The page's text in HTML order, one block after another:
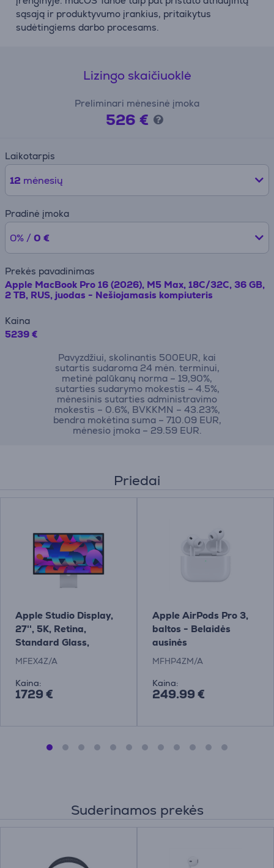
sąsają ir produktyvumo įrankius, pritaikytus
sudėtingiems darbo procesams.
Lizingo skaičiuoklė
Preliminari mėnesinė įmoka
526 €
Laikotarpis
12 mėnesių
Pradinė įmoka
0% / 0 €
Prekės pavadinimas
Apple MacBook Pro 16 (2026), M5 Max, 18C/32C, 36 GB,
2 TB, RUS, juodas - Nešiojamasis kompiuteris
Kaina
5239 €
Pavyzdžiui, skolinantis 500EUR, kai
sutartis sudaroma 24 mėn. terminui,
metinė palūkanų norma – 19,90%,
sutarties sudarymo mokestis – 4.5%,
mėnesinis sutarties administravimo
mokestis – 0.6%, BVKKMN – 43.23%,
bendra mokėtina suma – 710.09 EUR,
mėnesio įmoka – 29.59 EUR.
Priedai
Apple Studio Display,
27'', 5K, Retina,
Standard Glass,
pakreipiamas stovas,
MFEX4Z/A
Kaina:
1729 €
Apple AirPods Pro 3,
baltos - Belaidės
ausinės
MFHP4ZM/A
Kaina:
249.99 €
Suderinamos prekės